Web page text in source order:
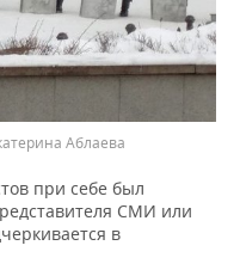
Аблаева
при себе был
СМИ или
в